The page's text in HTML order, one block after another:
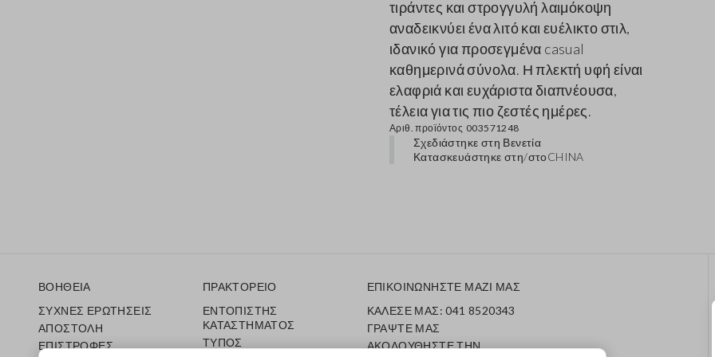
τιράντες και στρογγυλή λαιμόκοψη
αναδεικνύει ένα λιτό και ευέλικτο στιλ,
ιδανικό για προσεγμένα casual
καθημερινά σύνολα. Η πλεκτή υφή είναι
ελαφριά και ευχάριστα διαπνέουσα,
τέλεια για τις πιο ζεστές ημέρες.
Αριθ. προϊόντος 003571248
Σχεδιάστηκε στη Βενετία
Κατασκευάστηκε στη/στοCHINA
ΒΟΗΘΕΙΑ
ΣΥΧΝΕΣ ΕΡΩΤΗΣΕΙΣ
ΑΠΟΣΤΟΛΗ
ΕΠΙΣΤΡΟΦΕΣ
ΠΡΑΚΤΟΡΕΙΟ
ΕΝΤΟΠΙΣΤΗΣ
ΚΑΤΑΣΤΗΜΑΤΟΣ
ΤΥΠΟΣ
ΕΠΙΚΟΙΝΩΝΗΣΤΕ ΜΑΖΙ ΜΑΣ
ΚΑΛΕΣΕ ΜΑΣ: 041 8520343
ΓΡΑΨΤΕ ΜΑΣ
ΑΚΟΛΟΥΘΗΣΤΕ ΤΗΝ